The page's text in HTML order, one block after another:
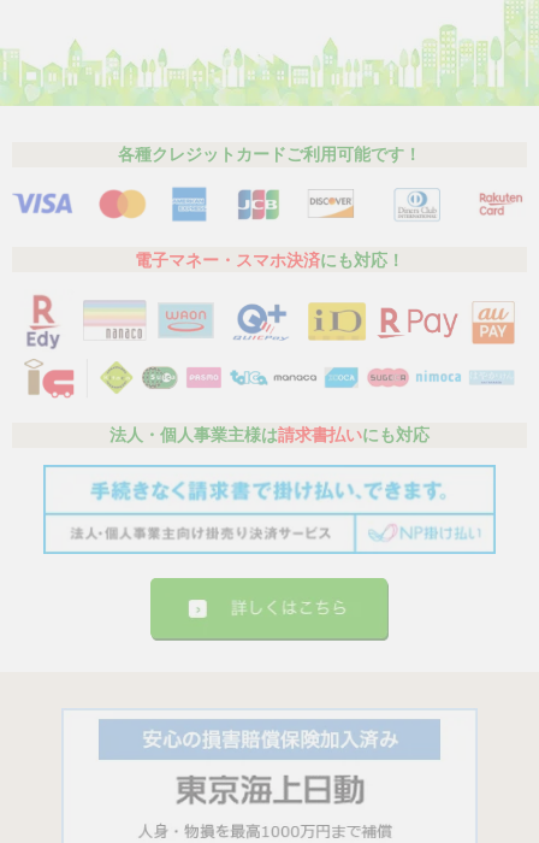
各種クレジットカードご利用可能です！
電子マネー・スマホ決済にも対応！
法人・個人事業主様は請求書払いにも対応